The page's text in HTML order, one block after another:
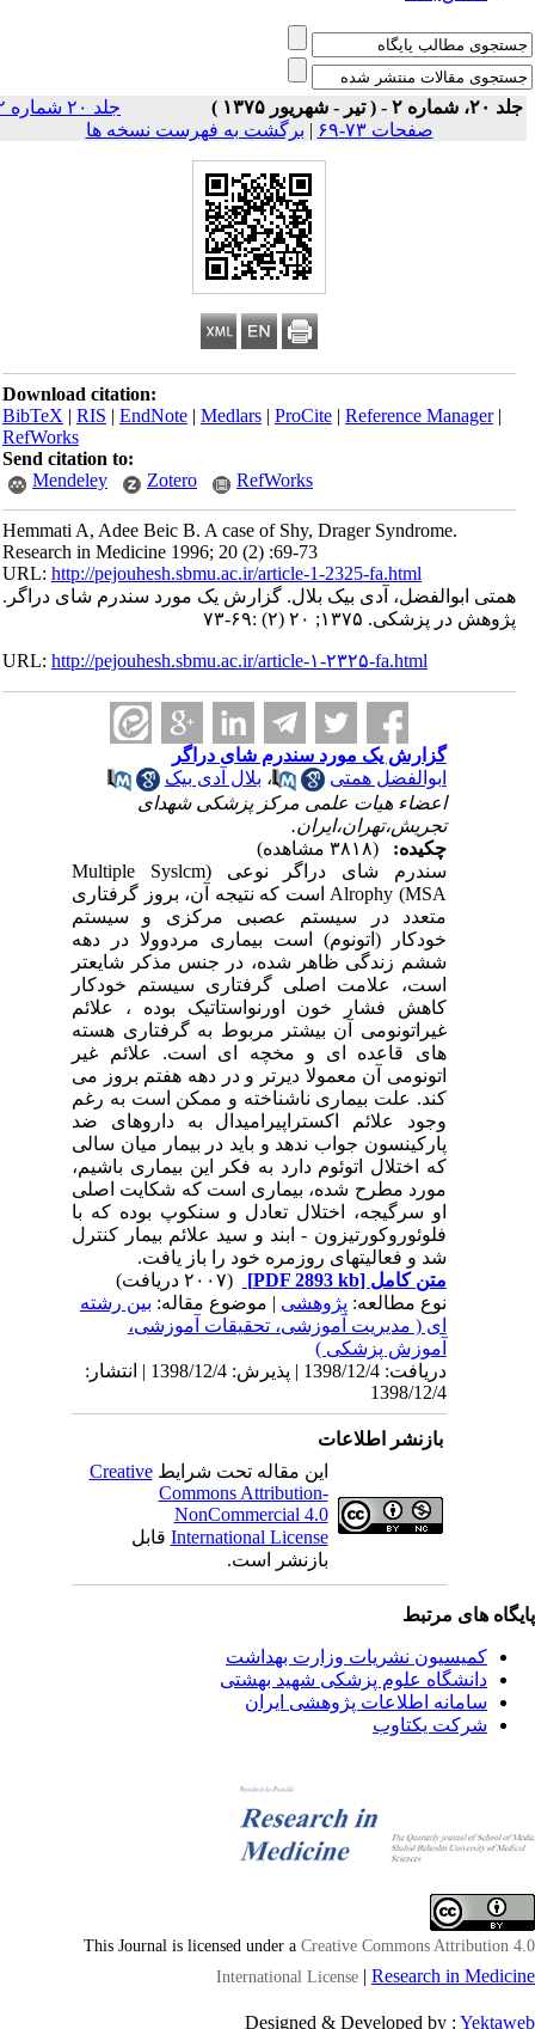
شماره ۲ - ( تیر - شهریور ۱۳۷۵ )
جلد ۲۰ شماره ۲
صفحات ۷۳-۶۹
| برگشت به فهرست نسخه ها
Download citation:
BibTeX|RIS|EndNote|Medlars|ProCite|Reference Manager
RefWorks
Send citation to:
Mendeley
Zotero RefWorks
Hemmati A, Adee Beic B. A case of Shy, Drager Syndrome.
Research in Medicine 1996; 20 (2) :69-73
URL:http://pejouhesh.sbmu.ac.ir/article-1-2325-fa.html
همتی ابوالفضل، آدی بیک بلال. گزارش یک مورد سندرم شای دراگر.
پژوهش در پزشکی. ۱۳۷۵; ۲۰ (۲) :۶۹-۷۳
URL:http://pejouhesh.sbmu.ac.ir/article-۱-۲۳۲۵-fa.html
گزارش یک مورد سندرم شای دراگر
ابوالفضل همتی
،بلال آدی بیک
اعضاء هیات علمی مرکز پزشکی شهدای
تجریش،تهران،ایران.
چکیده:
سندرم شای دراگر نوعی (
Multiple Syslcm
Alrophy (MSAاست که نتیجه آن، بروز گرفتاری
متعدد در سیستم عصبی مرکزی و سیستم
خودکار (اتونوم) است بیماری مردوولا در دهه
ششم زندگی ظاهر شده، در جنس مذکر شایعتر
است، علامت اصلی گرفتاری سیستم خودکار
کاهش فشار خون اورنواستاتیک بوده ، علائم
غیراتونومی آن بیشتر مربوط به گرفتاری هسته
های قاعده ای و مخچه ای است. علائم غیر
اتونومی آن معمولا دیرتر و در دهه هفتم بروز می
کند. علت بیماری ناشناخته و ممکن است به رغم
وجود علائم اکستراپیرامیدال به داروهای ضد
پارکینسون جواب ندهد و باید در بیمار میان سالی
که اختلال اتوئوم دارد به فکر این بیماری باشیم،
مورد مطرح شده، بیماری است که شکایت اصلی
او سرگیجه، اختلال تعادل و سنکوپ بوده که با
فلوئوروکورتیزون - ابند و سید علائم بیمار کنترل
شد و فعالیتهای روزمره خود را باز یافت.
متن کامل[PDF 2893 kb]
نوع مطالعه:پژوهشی| موضوع مقاله:بین رشته
ای ( مدیریت آموزشی، تحقیقات آموزشی،
آموزش پزشکی )
دریافت: 1398/12/4 | پذیرش: 1398/12/4 | انتشار:
1398/12/4
بازنشر اطلاعات
این مقاله تحت شرایطCreative
Commons Attribution-
NonCommercial 4.0
International Licenseقابل
بازنشر است.
های مرتبط
کمیسیون نشریات وزارت بهداشت
دانشگاه علوم پزشکی شهید بهشتی
سامانه اطلاعات پژوهشی ایران
شرکت یکتاوب
This Journal is licensed under aCreative Commons Attribution
International License|Research in
Designed & Developed by :